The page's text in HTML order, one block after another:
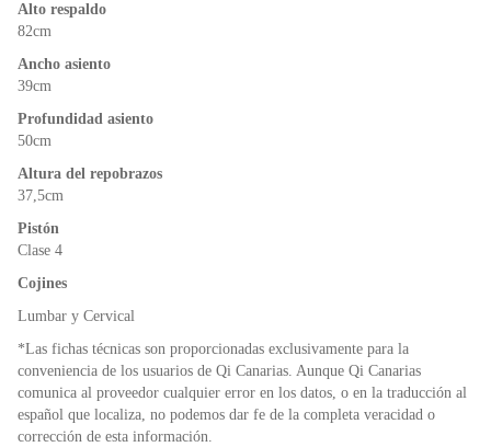
Alto respaldo
82cm
Ancho asiento
39cm
Profundidad asiento
50cm
Altura del repobrazos
37,5cm
Pistón
Clase 4
Cojines
Lumbar y Cervical
*Las fichas técnicas son proporcionadas exclusivamente para la
conveniencia de los usuarios de Qi Canarias. Aunque Qi Canarias
comunica al proveedor cualquier error en los datos, o en la traducción al
español que localiza, no podemos dar fe de la completa veracidad o
corrección de esta información.